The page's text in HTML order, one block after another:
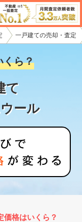
一戸建ての売却・査定
くら？
て
ール
価格はいくら？